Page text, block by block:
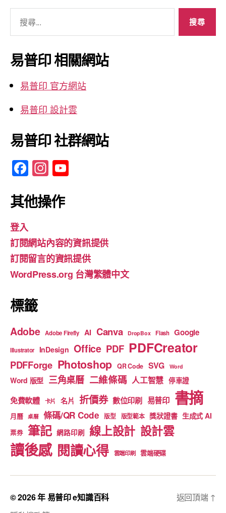
關
鍵
字:
易普印 相關網站
易普印 官方網站
易普印 設計雲
易普印 社群網站
F
a
c
b
o
o
k
In
st
a
gr
a
m
u
b
e
其他操作
登入
訂閱網站內容的資訊提供
訂閱留言的資訊提供
WordPress.org 台灣繁體中文
標籤
Adobe Adobe Firefly AI Canva DropBox Flash Google
Illustrator InDesign Office PDF PDFCreator
PDFForge Photoshop QR Code SVG Word
Word 版型 三角桌曆 二維條碼 人工智慧 停車證
免費軟體 卡片 名片 折價券 數位印刷 易普印 書摘
月曆 桌曆 條碼/QR Code 版型 版型範本 獎狀證書 生成式 AI
票券 筆記 網路印刷 線上設計 設計雲
讀後感 閱讀心得 雲端印刷 雲端硬碟
© 2026 年易普印 e知識百科
返回頂端 ↑